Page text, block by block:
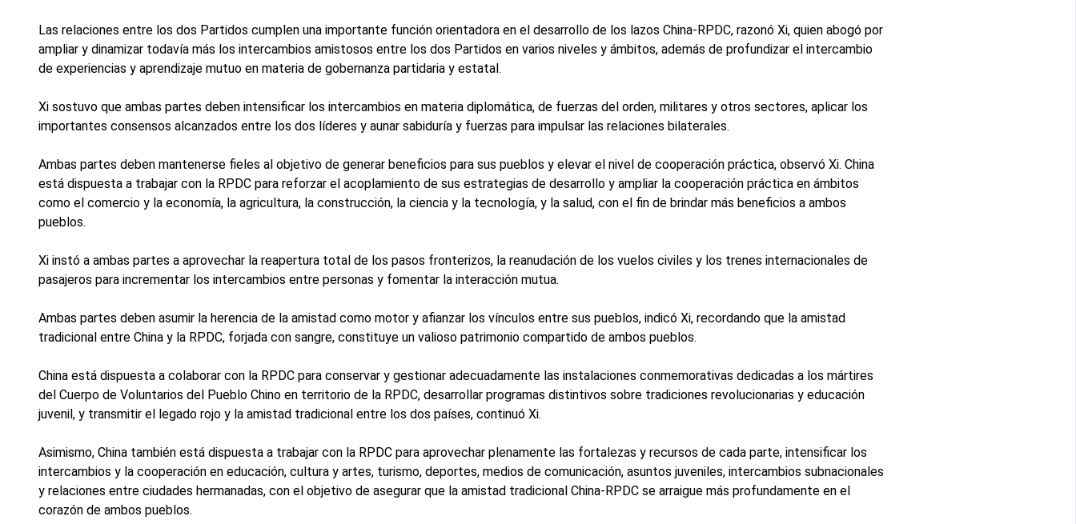
Las relaciones entre los dos Partidos cumplen una importante función orientadora en el desarrollo de los lazos China-RPDC, razonó Xi, quien abogó por
ampliar y dinamizar todavía más los intercambios amistosos entre los dos Partidos en varios niveles y ámbitos, además de profundizar el intercambio
de experiencias y aprendizaje mutuo en materia de gobernanza partidaria y estatal.
Xi sostuvo que ambas partes deben intensificar los intercambios en materia diplomática, de fuerzas del orden, militares y otros sectores, aplicar los
importantes consensos alcanzados entre los dos líderes y aunar sabiduría y fuerzas para impulsar las relaciones bilaterales.
Ambas partes deben mantenerse fieles al objetivo de generar beneficios para sus pueblos y elevar el nivel de cooperación práctica, observó Xi. China
está dispuesta a trabajar con la RPDC para reforzar el acoplamiento de sus estrategias de desarrollo y ampliar la cooperación práctica en ámbitos
como el comercio y la economía, la agricultura, la construcción, la ciencia y la tecnología, y la salud, con el fin de brindar más beneficios a ambos
pueblos.
Xi instó a ambas partes a aprovechar la reapertura total de los pasos fronterizos, la reanudación de los vuelos civiles y los trenes internacionales de
pasajeros para incrementar los intercambios entre personas y fomentar la interacción mutua.
Ambas partes deben asumir la herencia de la amistad como motor y afianzar los vínculos entre sus pueblos, indicó Xi, recordando que la amistad
tradicional entre China y la RPDC, forjada con sangre, constituye un valioso patrimonio compartido de ambos pueblos.
China está dispuesta a colaborar con la RPDC para conservar y gestionar adecuadamente las instalaciones conmemorativas dedicadas a los mártires
del Cuerpo de Voluntarios del Pueblo Chino en territorio de la RPDC, desarrollar programas distintivos sobre tradiciones revolucionarias y educación
juvenil, y transmitir el legado rojo y la amistad tradicional entre los dos países, continuó Xi.
Asimismo, China también está dispuesta a trabajar con la RPDC para aprovechar plenamente las fortalezas y recursos de cada parte, intensificar los
intercambios y la cooperación en educación, cultura y artes, turismo, deportes, medios de comunicación, asuntos juveniles, intercambios subnacionales
y relaciones entre ciudades hermanadas, con el objetivo de asegurar que la amistad tradicional China-RPDC se arraigue más profundamente en el
corazón de ambos pueblos.